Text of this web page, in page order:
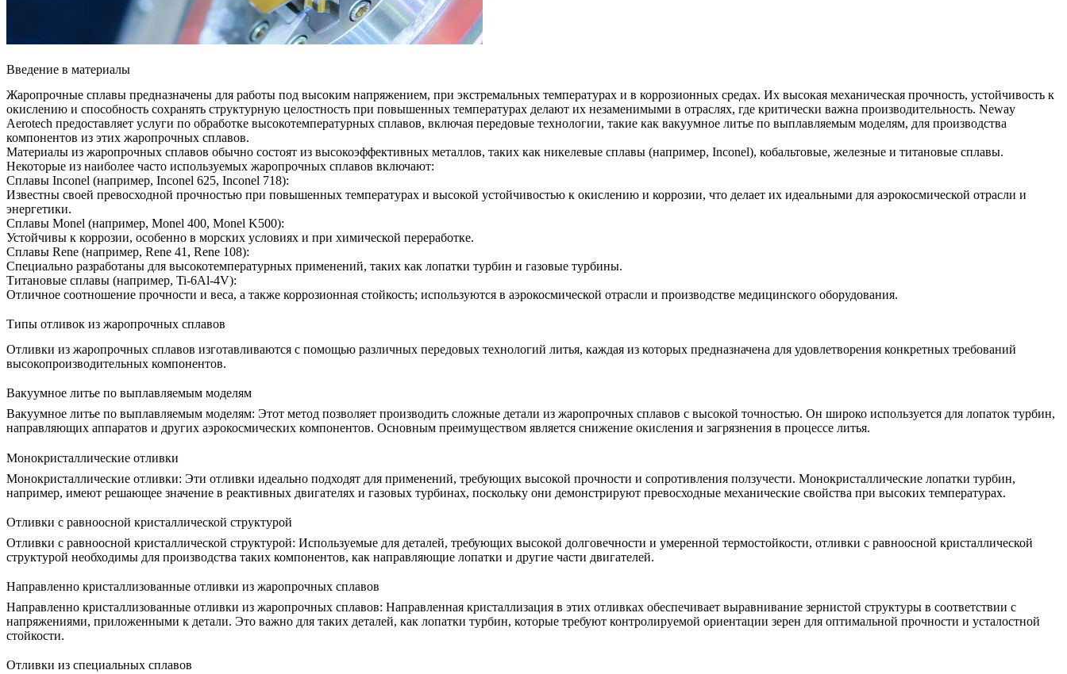
Введение в материалы
Жаропрочные сплавы предназначены для работы под высоким напряжением, при экстремальных температурах и в коррозионных средах. Их высокая механическая прочность, устойчивость к
окислению и способность сохранять структурную целостность при повышенных температурах делают их незаменимыми в отраслях, где критически важна производительность. Neway
Aerotech предоставляет услуги по обработке высокотемпературных сплавов, включая передовые технологии, такие как вакуумное литье по выплавляемым моделям, для производства
компонентов из этих жаропрочных сплавов.
Материалы из жаропрочных сплавов обычно состоят из высокоэффективных металлов, таких как никелевые сплавы (например, Inconel), кобальтовые, железные и титановые сплавы.
Некоторые из наиболее часто используемых жаропрочных сплавов включают:
Сплавы Inconel (например, Inconel 625, Inconel 718):
Известны своей превосходной прочностью при повышенных температурах и высокой устойчивостью к окислению и коррозии, что делает их идеальными для аэрокосмической отрасли и
энергетики.
Сплавы Monel (например, Monel 400, Monel K500):
Устойчивы к коррозии, особенно в морских условиях и при химической переработке.
Сплавы Rene (например, Rene 41 , Rene 108):
Специально разработаны для высокотемпературных применений, таких как лопатки турбин и газовые турбины.
Титановые сплавы (например, Ti-6Al-4V):
Отличное соотношение прочности и веса, а также коррозионная стойкость; используются в аэрокосмической отрасли и производстве медицинского оборудования.
Типы отливок из жаропрочных сплавов
Отливки из жаропрочных сплавов изготавливаются с помощью различных передовых технологий литья, каждая из которых предназначена для удовлетворения конкретных требований
высокопроизводительных компонентов.
Вакуумное литье по выплавляемым моделям
Вакуумное литье по выплавляемым моделям: Этот метод позволяет производить сложные детали из жаропрочных сплавов с высокой точностью. Он широко используется для лопаток турбин,
направляющих аппаратов и других аэрокосмических компонентов. Основным преимуществом является снижение окисления и загрязнения в процессе литья.
Монокристаллические отливки
Монокристаллические отливки: Эти отливки идеально подходят для применений, требующих высокой прочности и сопротивления ползучести. Монокристаллические лопатки турбин,
например, имеют решающее значение в реактивных двигателях и газовых турбинах, поскольку они демонстрируют превосходные механические свойства при высоких температурах.
Отливки с равноосной кристаллической структурой
Отливки с равноосной кристаллической структурой: Используемые для деталей, требующих высокой долговечности и умеренной термостойкости, отливки с равноосной кристаллической
структурой необходимы для производства таких компонентов, как направляющие лопатки и другие части двигателей.
Направленно кристаллизованные отливки из жаропрочных сплавов
Направленно кристаллизованные отливки из жаропрочных сплавов: Направленная кристаллизация в этих отливках обеспечивает выравнивание зернистой структуры в соответствии с
напряжениями, приложенными к детали. Это важно для таких деталей, как лопатки турбин, которые требуют контролируемой ориентации зерен для оптимальной прочности и усталостной
стойкости.
Отливки из специальных сплавов